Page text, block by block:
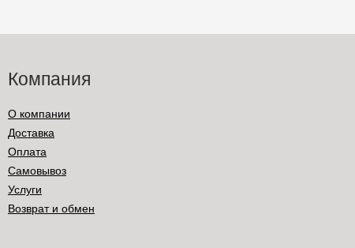
Компания
О компании
Доставка
Оплата
Самовывоз
Услуги
Возврат и обмен